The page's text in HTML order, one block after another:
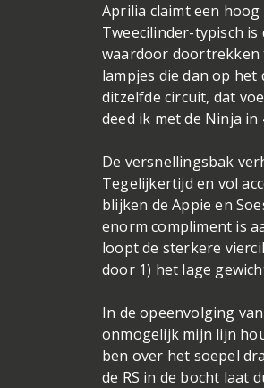
Aprilia claimt een
Tweecilinder-typisch is
waardoor doortrekken
lampjes die dan op
ditzelfde circuit, dat
deed ik met de Ninja in
De versnellingsbak
Tegelijkertijd en vol
blijken de Appie en
enorm compliment is
loopt de sterkere
door 1) het lage
In de opeenvolging
onmogelijk mijn lijn
ben over het soepel
de RS in de bocht laat